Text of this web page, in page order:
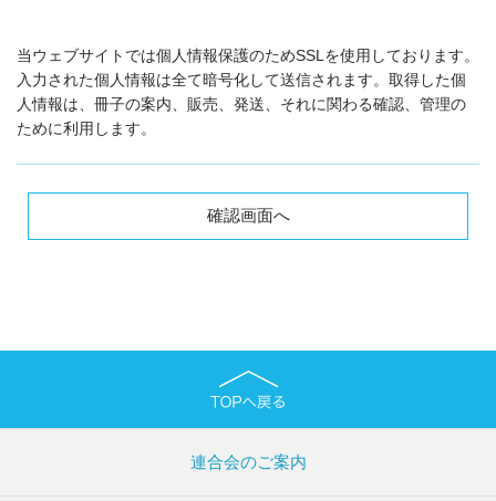
当ウェブサイトでは個人情報保護のためSSLを使用しております。
入力された個人情報は全て暗号化して送信されます。取得した個
人情報は、冊子の案内、販売、発送、それに関わる確認、管理の
ために利用します。
連合会のご案内